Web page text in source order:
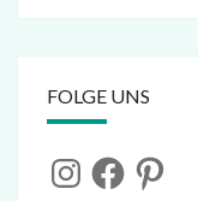
FOLGE UNS
InstagramFacebookPinterest